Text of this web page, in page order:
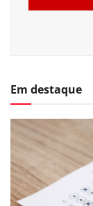
Em destaque